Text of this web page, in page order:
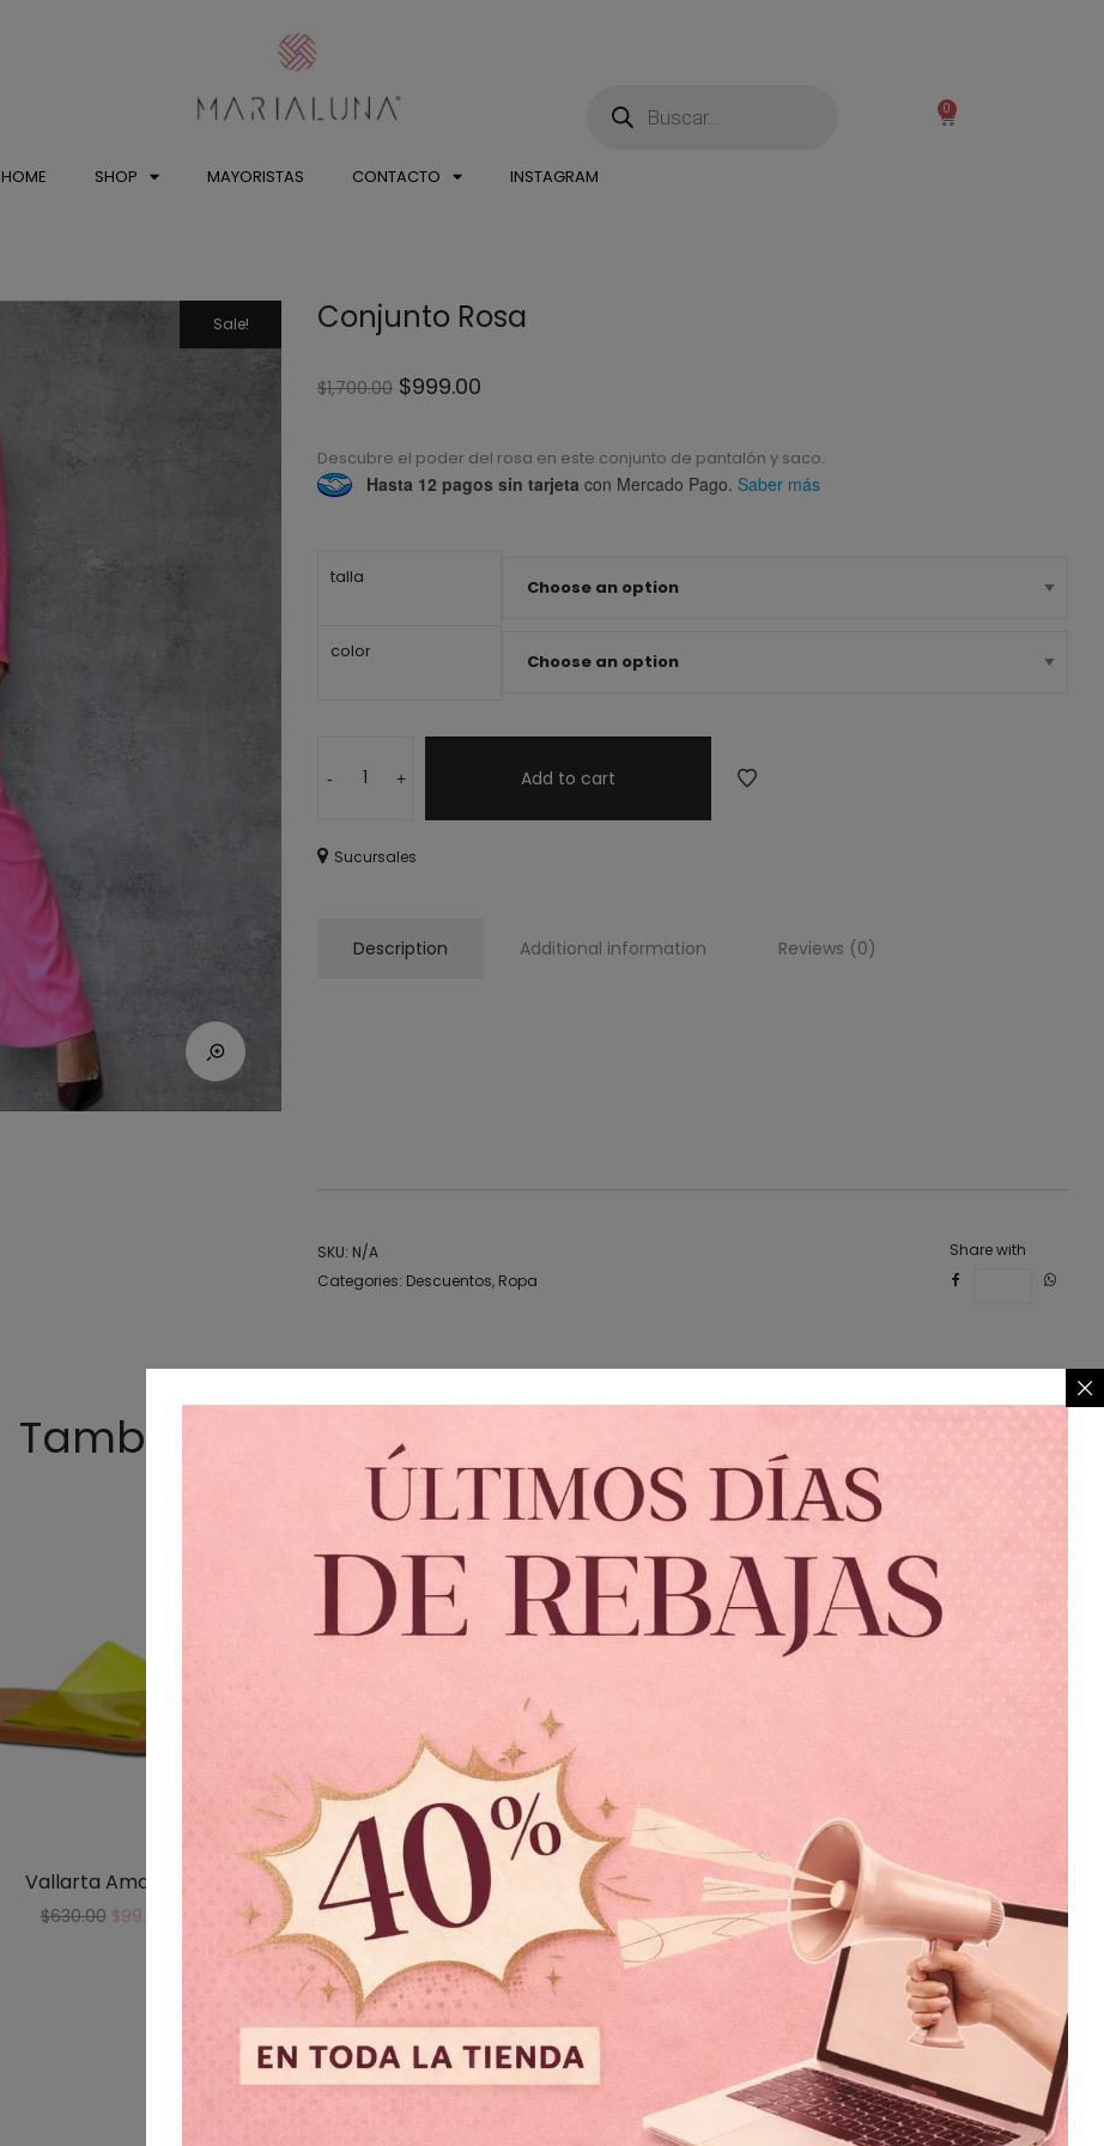
HOME SHOP MAYORISTAS CONTACTO INSTAGRAM
0
Sale! Conjunto Rosa
$1,700.00 $999.00
Descubre el poder del rosa en este conjunto de pantalón y saco.
Hasta 12 pagos sin tarjeta con Mercado Pago. Saber más
talla
color
- + Add to cart
Sucursales
Description Additional information Reviews (0)
SKU: N/A
Categories: Descuentos, Ropa
Share with
También te podría gustar
Vallarta Amarillo
$630.00 $99.00
SONORA NUDE CON NEGRO
$ 899.00
Santa Fe Lentejuelas Nude
$699.00 $199.00